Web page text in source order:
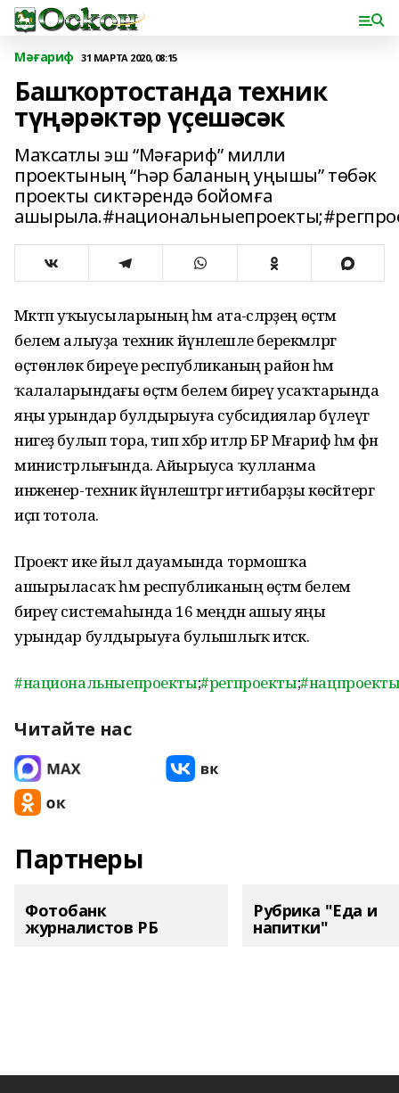
Мәғариф 31 МАРТА 2020, 08:15
Башҡортостанда техник
түңәрәктәр үҫешәсәк
Маҡсатлы эш “Мәғариф” милли
проектының “Һәр баланың уңышы” төбәк
проекты сиктәрендә бойомға
Мәктәп уҡыусыларының һәм ата-әсәләрҙең өҫтәмә
белем алыуҙа техник йүнәлешле берекмәләргә
өҫтөнлөк биреүе республиканың район һәм
ҡалаларындағы өҫтәмә белем биреү усаҡтарында
яңы урындар булдырыуға субсидиялар бүлеүгә
нигеҙ булып тора, тип хәбәр итәләр БР Мәғариф һәм фән
министрлығында. Айырыуса ҡулланма
инженер-техник йүнәлештәргә иғтибарҙы көсәйтергә
иҫәп тотола.
Проект ике йыл дауамында тормошҡа
ашырыласаҡ һәм республиканың өҫтәмә белем
биреү системаһында 16 меңдән ашыу яңы
урындар булдырыуға булышлыҡ итәсәк.
#национальныепроекты;#регпроекты;
Читайте нас
Партнеры
Фотобанк
журналистов РБ
Рубрика "Еда и
напитки"